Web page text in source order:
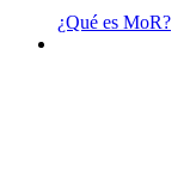
¿Qué es MoR?